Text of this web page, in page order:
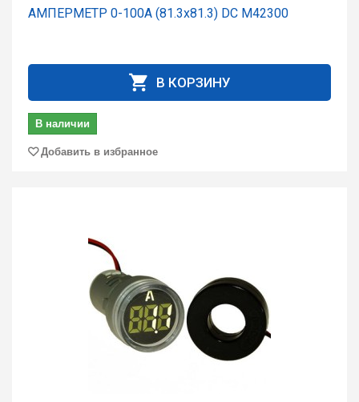
АМПЕРМЕТР 0-100А (81.3х81.3) DC М42300
В КОРЗИНУ
В наличии
Добавить в избранное